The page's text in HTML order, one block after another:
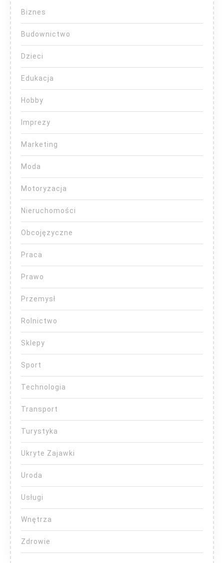
Biznes
Budownictwo
Dzieci
Edukacja
Hobby
Imprezy
Marketing
Moda
Motoryzacja
Nieruchomości
Obcojęzyczne
Praca
Prawo
Przemysł
Rolnictwo
Sklepy
Sport
Technologia
Transport
Turystyka
Ukryte Zajawki
Uroda
Usługi
Wnętrza
Zdrowie